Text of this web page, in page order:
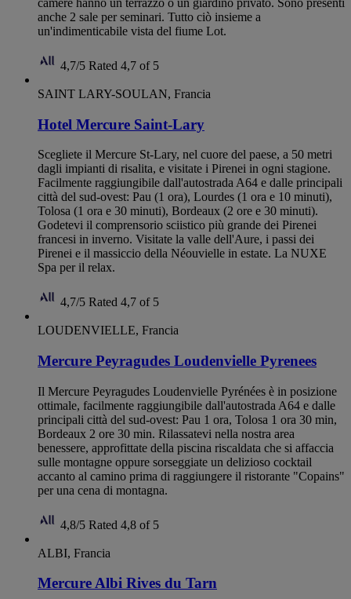
anche 2 sale per seminari. Tutto ciò insieme a
un'indimenticabile vista del fiume Lot.
4,7/5 Rated 4,7 of 5
SAINT LARY-SOULAN, Francia
Hotel Mercure Saint-Lary
Scegliete il Mercure St-Lary, nel cuore del paese, a 50 metri
dagli impianti di risalita, e visitate i Pirenei in ogni stagione.
Facilmente raggiungibile dall'autostrada A64 e dalle principali
città del sud-ovest: Pau (1 ora), Lourdes (1 ora e 10 minuti),
Tolosa (1 ora e 30 minuti), Bordeaux (2 ore e 30 minuti).
Godetevi il comprensorio sciistico più grande dei Pirenei
francesi in inverno. Visitate la valle dell'Aure, i passi dei
Pirenei e il massiccio della Néouvielle in estate. La NUXE
Spa per il relax.
4,7/5 Rated 4,7 of 5
LOUDENVIELLE, Francia
Mercure Peyragudes Loudenvielle Pyrenees
Il Mercure Peyragudes Loudenvielle Pyrénées è in posizione
ottimale, facilmente raggiungibile dall'autostrada A64 e dalle
principali città del sud-ovest: Pau 1 ora, Tolosa 1 ora 30 min,
Bordeaux 2 ore 30 min. Rilassatevi nella nostra area
benessere, approfittate della piscina riscaldata che si affaccia
sulle montagne oppure sorseggiate un delizioso cocktail
accanto al camino prima di raggiungere il ristorante "Copains"
per una cena di montagna.
4,8/5 Rated 4,8 of 5
ALBI, Francia
Mercure Albi Rives du Tarn